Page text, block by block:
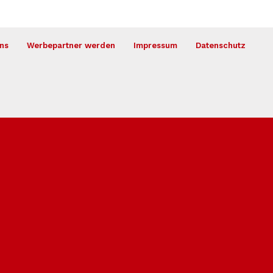
Werbepartner werden Impressum Datenschutz